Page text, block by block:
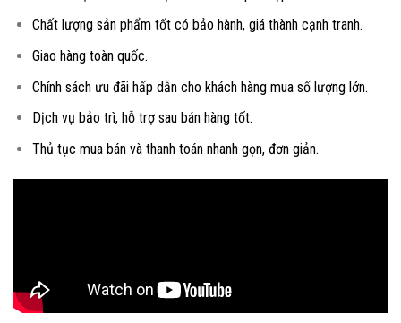
Chất lượng sản phẩm tốt có bảo hành, giá thành cạnh tranh.
Giao hàng toàn quốc.
Chính sách ưu đãi hấp dẫn cho khách hàng mua số lượng lớn.
Dịch vụ bảo trì, hỗ trợ sau bán hàng tốt.
Thủ tục mua bán và thanh toán nhanh gọn, đơn giản.